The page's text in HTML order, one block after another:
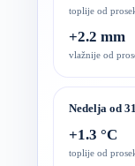
toplije od
+2.2 mm
vlažnije od
Nedelja od
+1.3 °C
toplije od